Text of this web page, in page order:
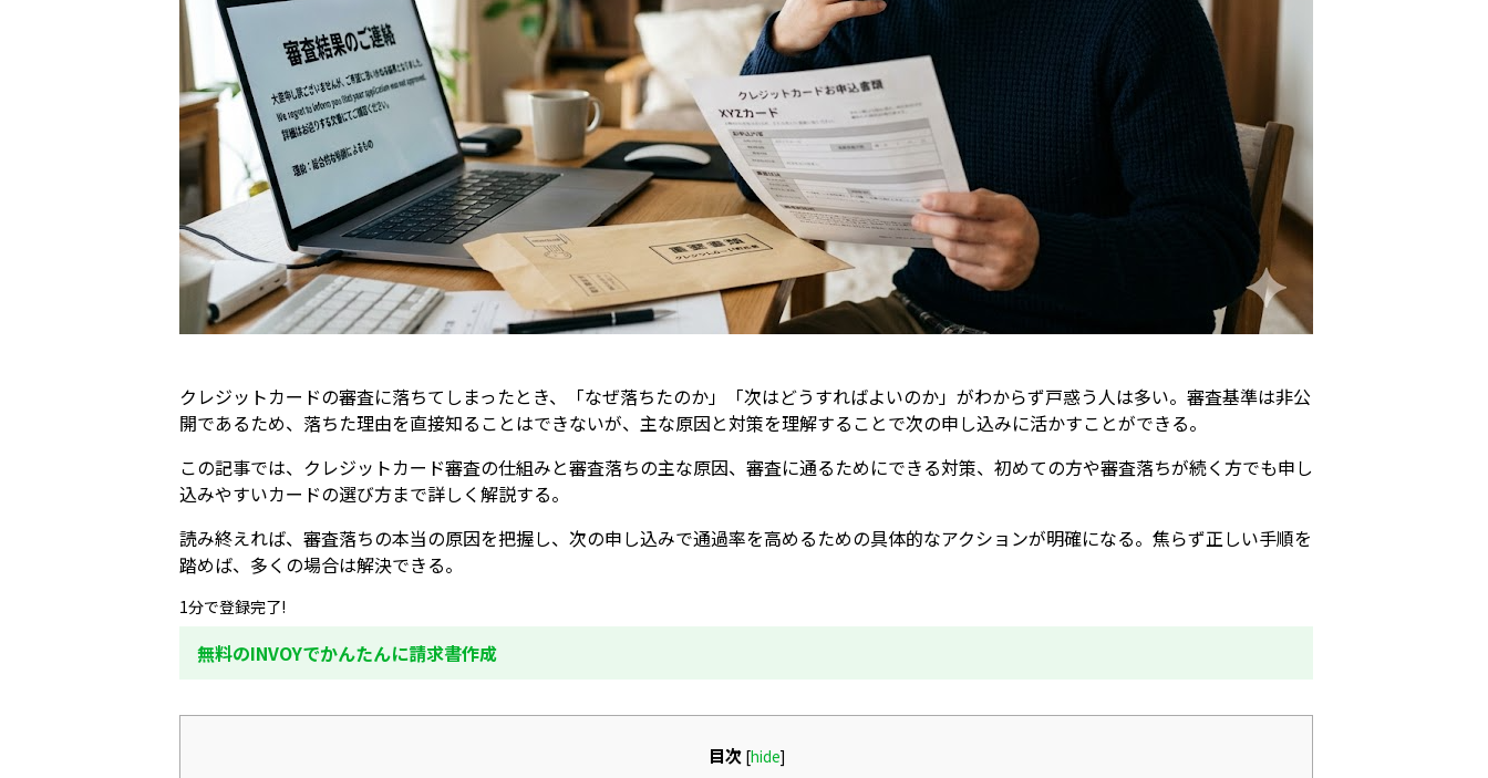
クレジットカードの審査に落ちてしまったとき、「なぜ落ちたのか」「次はどうすればよいのか」がわからず戸惑う人は多い。審査基準は非公
開であるため、落ちた理由を直接知ることはできないが、主な原因と対策を理解することで次の申し込みに活かすことができる。
この記事では、クレジットカード審査の仕組みと審査落ちの主な原因、審査に通るためにできる対策、初めての方や審査落ちが続く方でも申し
込みやすいカードの選び方まで詳しく解説する。
読み終えれば、審査落ちの本当の原因を把握し、次の申し込みで通過率を高めるための具体的なアクションが明確になる。焦らず正しい手順を
踏めば、多くの場合は解決できる。
1分で登録完了!
無料のINVOYでかんたんに請求書作成
目次 [hide]